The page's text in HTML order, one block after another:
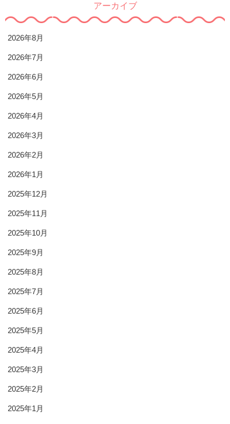
アーカイブ
2026年8月
2026年7月
2026年6月
2026年5月
2026年4月
2026年3月
2026年2月
2026年1月
2025年12月
2025年11月
2025年10月
2025年9月
2025年8月
2025年7月
2025年6月
2025年5月
2025年4月
2025年3月
2025年2月
2025年1月